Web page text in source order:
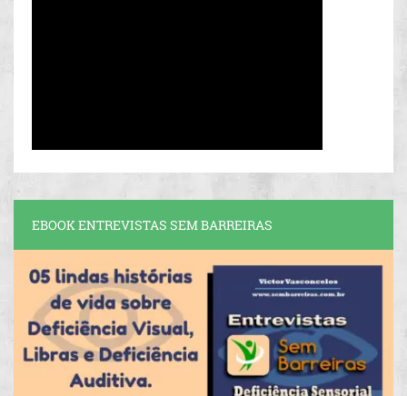
EBOOK ENTREVISTAS SEM BARREIRAS